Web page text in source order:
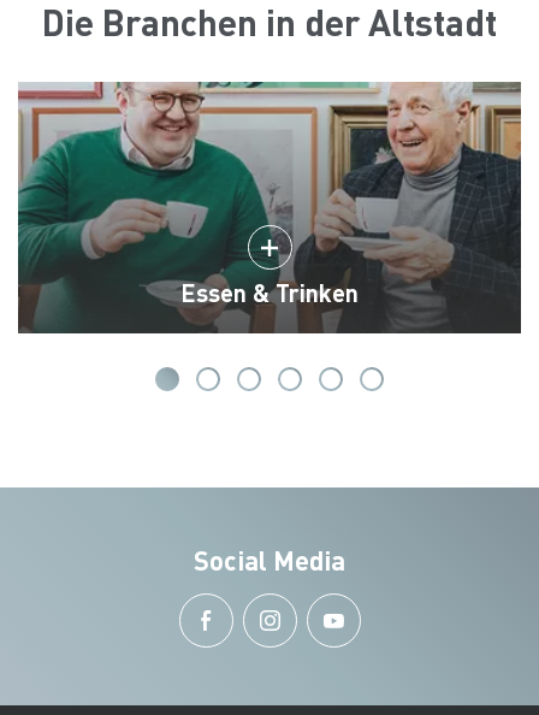
Die Branchen in der Altstadt
Essen & Trinken
Social Media